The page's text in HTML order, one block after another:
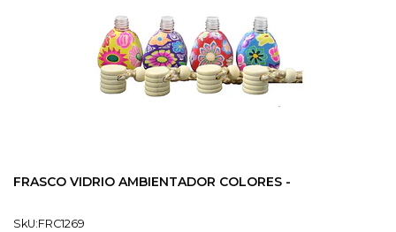
FRASCO VIDRIO AMBIENTADOR COLORES -
SkU:FRC1269